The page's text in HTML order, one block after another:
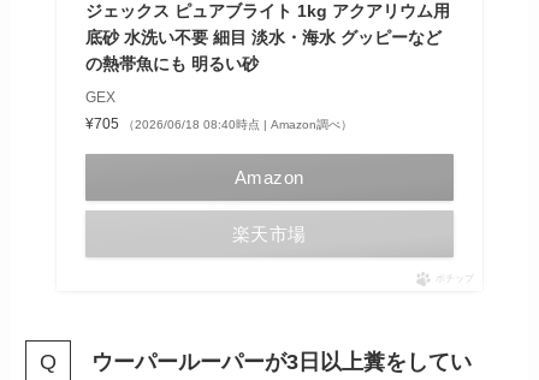
ジェックス ピュアブライト 1kg アクアリウム用
底砂 水洗い不要 細目 淡水・海水 グッピーなど
の熱帯魚にも 明るい砂
GEX
¥705
（2026/06/18 08:40時点 | Amazon調べ）
Amazon
楽天市場
ポチップ
ウーパールーパーが3日以上糞をしてい